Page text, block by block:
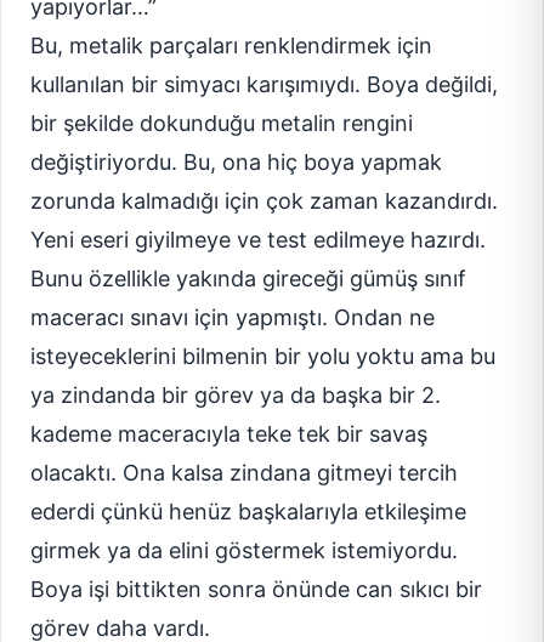
yapıyorlar…”
Bu, metalik parçaları renklendirmek için
kullanılan bir simyacı karışımıydı. Boya değildi,
bir şekilde dokunduğu metalin rengini
değiştiriyordu. Bu, ona hiç boya yapmak
zorunda kalmadığı için çok zaman kazandırdı.
Yeni eseri giyilmeye ve test edilmeye hazırdı.
Bunu özellikle yakında gireceği gümüş sınıf
maceracı sınavı için yapmıştı. Ondan ne
isteyeceklerini bilmenin bir yolu yoktu ama bu
ya zindanda bir görev ya da başka bir 2.
kademe maceracıyla teke tek bir savaş
olacaktı. Ona kalsa zindana gitmeyi tercih
ederdi çünkü henüz başkalarıyla etkileşime
girmek ya da elini göstermek istemiyordu.
Boya işi bittikten sonra önünde can sıkıcı bir
görev daha vardı.